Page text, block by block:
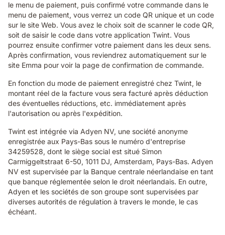
le menu de paiement, puis confirmé votre commande dans le
menu de paiement, vous verrez un code QR unique et un code
sur le site Web. Vous avez le choix soit de scanner le code QR,
soit de saisir le code dans votre application Twint. Vous
pourrez ensuite confirmer votre paiement dans les deux sens.
Après confirmation, vous reviendrez automatiquement sur le
site Emma pour voir la page de confirmation de commande.
En fonction du mode de paiement enregistré chez Twint, le
montant réel de la facture vous sera facturé après déduction
des éventuelles réductions, etc. immédiatement après
l'autorisation ou après l'expédition.
Twint est intégrée via Adyen NV, une société anonyme
enregistrée aux Pays-Bas sous le numéro d'entreprise
34259528, dont le siège social est situé Simon
Carmiggeltstraat 6-50, 1011 DJ, Amsterdam, Pays-Bas. Adyen
NV est supervisée par la Banque centrale néerlandaise en tant
que banque réglementée selon le droit néerlandais. En outre,
Adyen et les sociétés de son groupe sont supervisées par
diverses autorités de régulation à travers le monde, le cas
échéant.